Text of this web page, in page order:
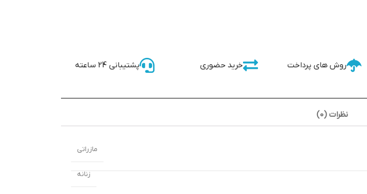
روش های پرداخت خرید حضوری پشتیبانی 24 ساعته
نظرات (0)
زنانه
مازراتی